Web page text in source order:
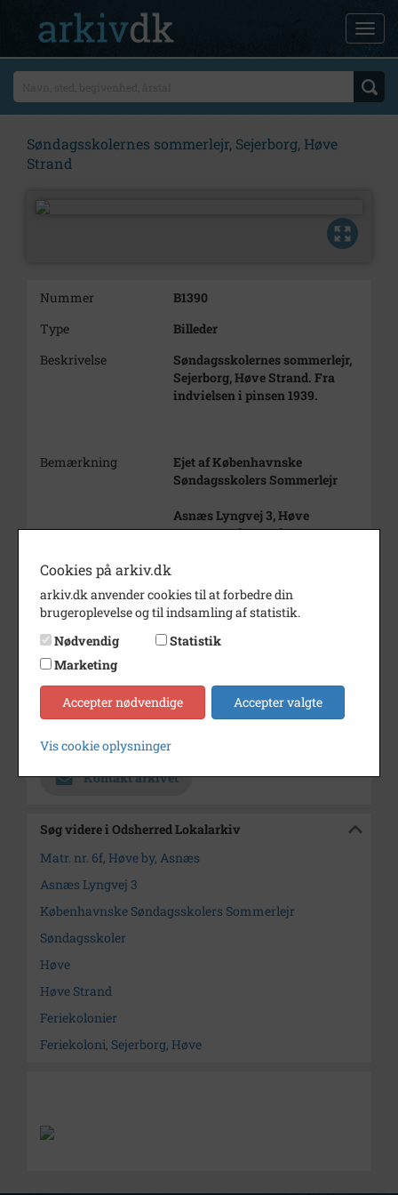
Søndagsskolernes sommerlejr, Sejerborg, Høve
Strand
Nummer
B1390
Type
Billeder
Beskrivelse
Søndagsskolernes sommerlejr,
Sejerborg, Høve Strand. Fra
indvielsen i pinsen 1939.
Bemærkning
Ejet af Københavnske
Søndagsskolers Sommerlejr
Asnæs Lyngvej 3, Høve
Matr. nr. 6 f, Høve by, Asnæs
Årstal
Dateringsnote
1939
Fra indvielsen i 1939
Fotograf
Søren Bay, Asnæs/Fårevejle
Størrelse
Se på kort
Arkiv
Kontakt arkivet
Søg videre i Odsherred Lokalarkiv
Matr. nr. 6f, Høve by, Asnæs
Asnæs Lyngvej 3
Københavnske Søndagsskolers Sommerlejr
Søndagsskoler
Høve
Høve Strand
Feriekolonier
Feriekoloni, Sejerborg, Høve
Cookies på arkiv.dk
arkiv.dk anvender cookies til at forbedre din
brugeroplevelse og til indsamling af statistik.
Nødvendig
Statistik
Marketing
Accepter nødvendige Accepter valgte
Vis cookie oplysninger